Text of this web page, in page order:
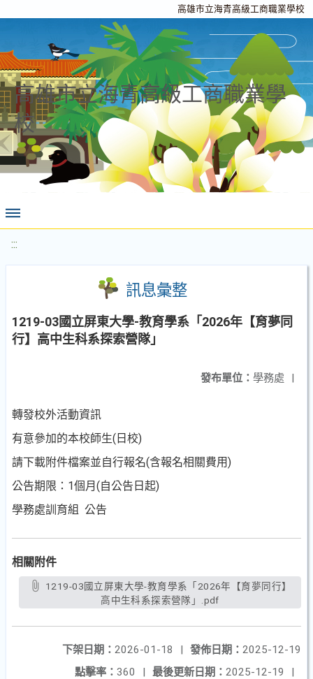
高雄市立海青高級工商職業學校
高雄市立海青高級工商職業學
校
:::
訊息彙整
1219-03國立屏東大學-教育學系「2026年【育夢同
行】高中生科系探索營隊」
發布單位： 學務處 |
轉發校外活動資訊
有意參加的本校師生(日校)
請下載附件檔案並自行報名(含報名相關費用)
公告期限：1個月(自公告日起)
學務處訓育組 公告
相關附件
高中生科系探索營隊」.pdf
發佈日期： 2025-12-19
下架日期： 2026-01-18
|
最後更新日期： 2025-12-19 |
點擊率： 360 |